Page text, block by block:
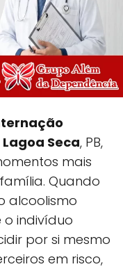
Seca, PB,
mais
Quando
alcoolismo
indivíduo
por si mesmo
em risco,